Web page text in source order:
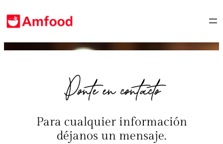
Ponte en contacto
Para cualquier información
déjanos un mensaje.